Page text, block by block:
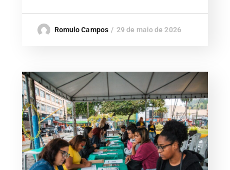
Romulo Campos 29 de maio de 2026